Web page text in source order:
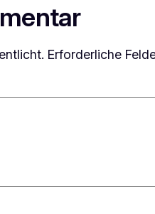
Erforderliche